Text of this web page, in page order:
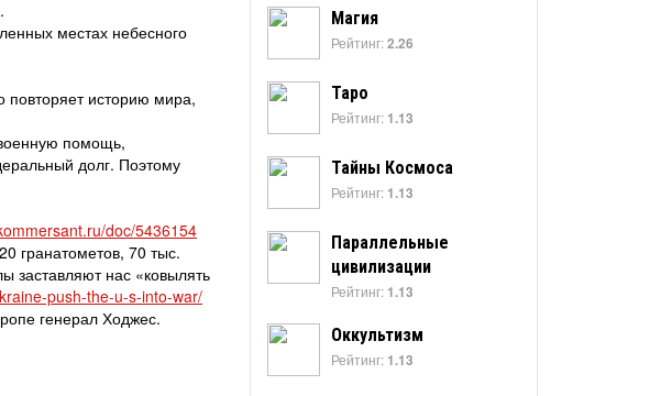
местах небесного
повторяет историю мира,
помощь,
долг. Поэтому
doc/5436154
гранатометов, 70 тыс.
заставляют нас «ковылять
push-the-u-s-into-war/
генерал Ходжес.
Магия
Рейтинг:2.26
Таро
Рейтинг: 1.13
Тайны Космоса
Рейтинг: 1.13
Параллельные
цивилизации
Рейтинг: 1.13
Оккультизм
Рейтинг: 1.13